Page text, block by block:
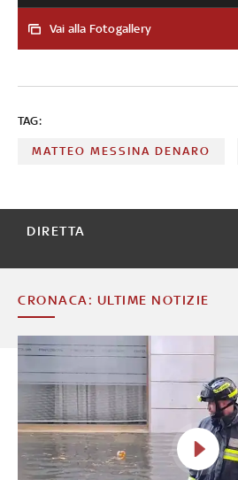
che gli ha permesso di vivere in
2023, spendendo migliaia di euro al
Vai alla Fotogallery
TAG:
MATTEO MESSINA DENARO
DIRETTA
CRONACA: ULTIME NOTIZIE